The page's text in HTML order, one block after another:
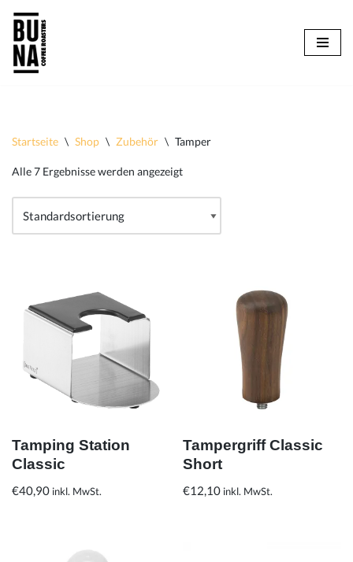
Zum
Inhalt
Startseite \ Shop \ Zubehör \ Tamper
Alle 7 Ergebnisse werden angezeigt
Tamping Station
Classic
€40,90 inkl. MwSt.
Tampergriff Classic
Short
€12,10 inkl. MwSt.